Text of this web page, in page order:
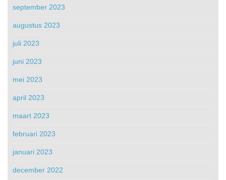
september 2023
augustus 2023
juli 2023
juni 2023
mei 2023
april 2023
maart 2023
februari 2023
januari 2023
december 2022